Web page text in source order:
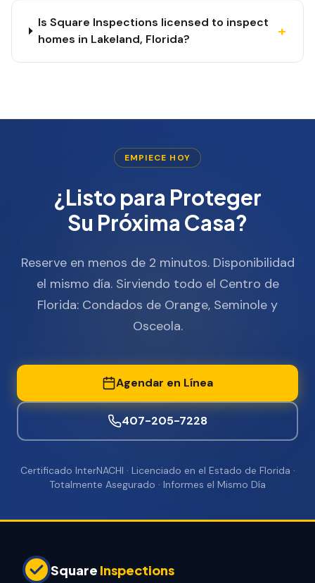
Is Square Inspections licensed to inspect
homes in Lakeland, Florida?
+
EMPIECE HOY
¿Listo para Proteger
Su Próxima Casa?
Reserve en menos de 2 minutos. Disponibilidad
el mismo día. Sirviendo todo el Centro de
Florida: Condados de Orange, Seminole y
Osceola.
Agendar en Línea
407-205-7228
Certificado InterNACHI · Licenciado en el Estado de Florida ·
Totalmente Asegurado · Informes el Mismo Día
Square Inspections